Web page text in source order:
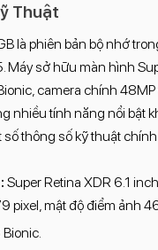
Thuật
là phiên bản bộ nhớ
Máy sở hữu màn hình
camera chính
nhiều tính năng nổi bật
số thông số kỹ thuật
Super Retina XDR 6.1
pixel, mật độ điểm ảnh